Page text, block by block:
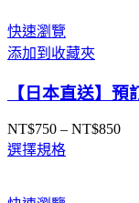
快速瀏覽
添加到收藏夾
【日本直送】
NT$750 – NT$850價
選擇規格